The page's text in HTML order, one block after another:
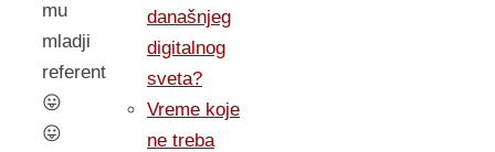
mu
mladji
referent
😛
😛
današnjeg
digitalnog
sveta?
Vreme koje
ne treba